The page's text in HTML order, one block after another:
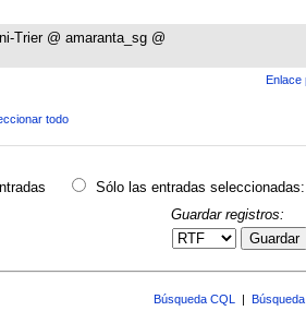
Trier @ amaranta_sg @
Enlace
todo
Sólo las entradas seleccionadas:
Guardar registros:
Guardar
Búsqueda CQL